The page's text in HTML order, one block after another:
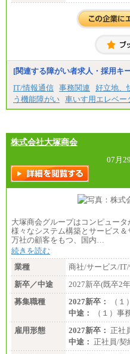
＜大学院修士・
＜大学学部＞月
0円（一般職）
00円（一般職）
※試用期間中の
中途：
■正社員採用■
＜総合職＞
大学院博士 ：
高専・短大：
＜一般職＞
大学(学部・院)
円～
高専・短大：
※試用期間中の
[関連する障がい者求人・採用キ
IT/情報通信 事務関連 好立地、
う機能障がい 車いす用エレベー
株式会社大塚商会
07月
大塚商会グループはコンピュー
様々なシステム構築とサービス
万社の顧客をもつ、国内…
続きを読む
業種
商社/サービス/
新卒／中途
2027新卒(既卒2
募集職種
2027新卒：
（
中途：
（１）
雇用形態
2027新卒： 正社
中途： 正社員/契